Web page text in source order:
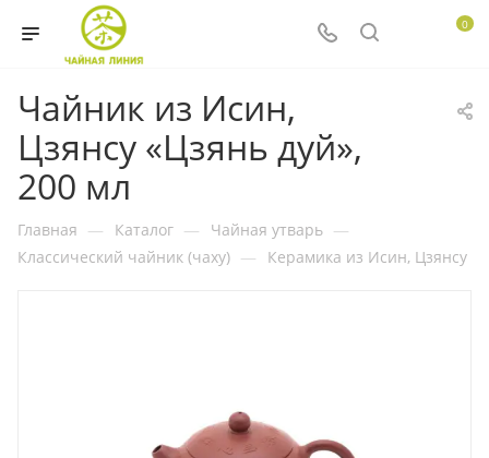
0
Чайник из Исин,
Цзянсу «Цзянь дуй»,
200 мл
Главная — Каталог — Чайная утварь —
Классический чайник (чаху) — Керамика из Исин, Цзянсу